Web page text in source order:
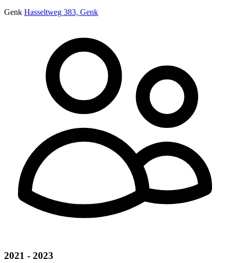
Genk Hasseltweg 383, Genk
2021 - 2023